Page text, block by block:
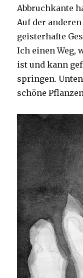
Abbruchkante
Auf der
geisterhafte
Ich einen Weg,
ist und kann
springen.
schöne